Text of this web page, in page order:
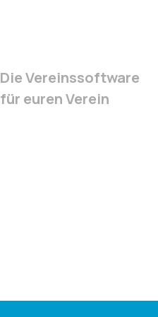
Die Vereinssoftware
für euren Verein